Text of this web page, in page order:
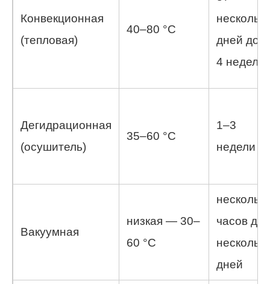
Конвекционная
(тепловая)
40–80 °C
дней до
4 недель
Дегидрационная
(осушитель)
35–60 °C
1–3
недели
Вакуумная
низкая — 30–
60 °C
часов до
дней